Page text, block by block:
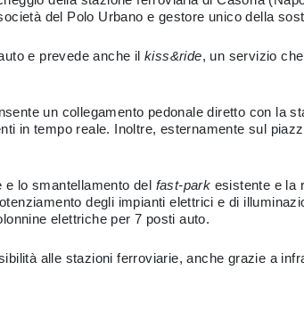
del Polo Urbano e gestore unico della
e prevede anche il kiss&ride, un servizio
un collegamento pedonale diretto con la
in tempo reale. Inoltre, esternamente sul
e lo smantellamento del fast-park esistente e la
degli impianti elettrici e di
elettriche per 7 posti auto.
alle stazioni ferroviarie, anche grazie a